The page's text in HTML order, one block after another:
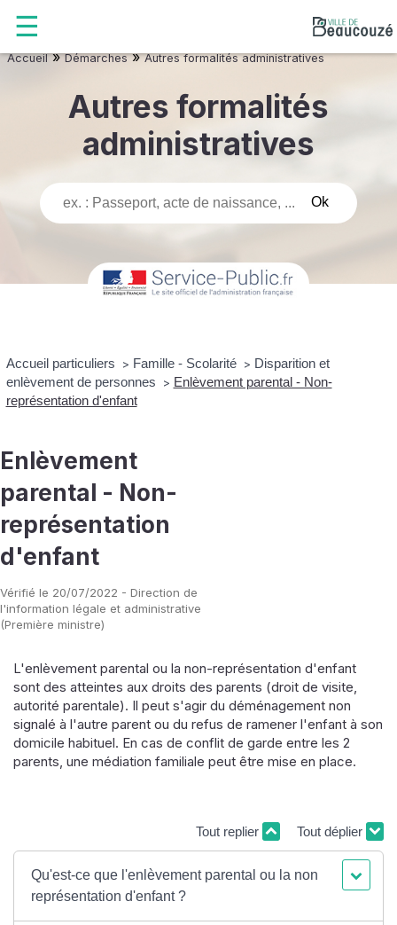
Accueil»Démarches»Autres formalités administratives
Autres formalités
administratives
Accueil particuliers > Famille - Scolarité > Disparition et
enlèvement de personnes
> Enlèvement parental - Non-
représentation d'enfant
Enlèvement
parental - Non-
représentation
d'enfant
Vérifié le 20/07/2022 - Direction de
l'information légale et administrative
(Première ministre)
L'enlèvement parental ou la non-représentation d'enfant
sont des atteintes aux droits des parents (droit de visite,
autorité parentale). Il peut s'agir du déménagement non
signalé à l'autre parent ou du refus de ramener l'enfant à son
domicile habituel. En cas de conflit de garde entre les 2
parents, une médiation familiale peut être mise en place.
Tout replier Tout déplier
Qu'est-ce que l'enlèvement parental ou la non
représentation d'enfant ?